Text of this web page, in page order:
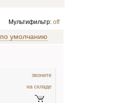
Мультифильтр:off
по умолчанию
звоните
на складе